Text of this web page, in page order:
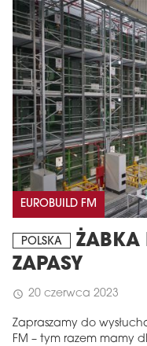
EUROBUILD FM
POLSKA
ŻABKA
ZAPASY
schedule 20 czerwca 2023
Zapraszamy do
FM – tym razem mamy